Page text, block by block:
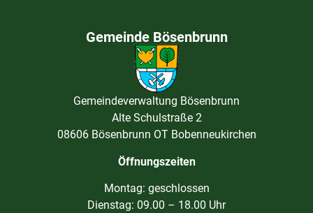
Gemeinde Bösenbrunn
Gemeindeverwaltung Bösenbrunn
Alte Schulstraße 2
08606 Bösenbrunn OT Bobenneukirchen
Öffnungszeiten
Montag: geschlossen
Dienstag: 09.00 – 18.00 Uhr